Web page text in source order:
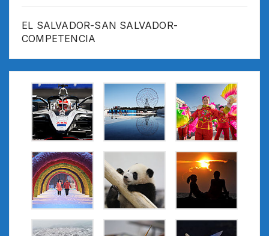
EL SALVADOR-SAN SALVADOR-
COMPETENCIA